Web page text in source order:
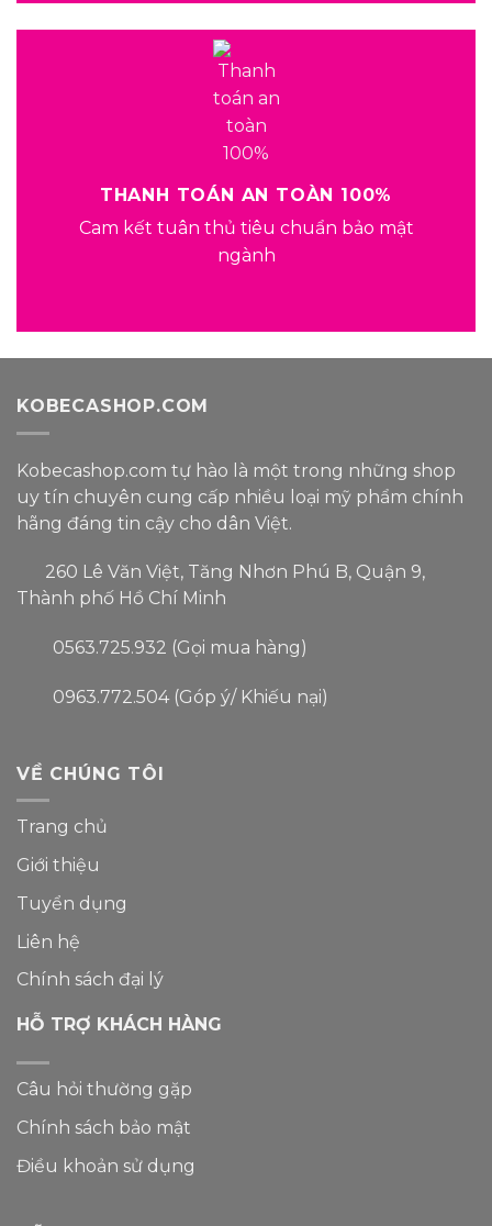
THANH TOÁN AN TOÀN 100%
Cam kết tuân thủ tiêu chuẩn bảo mật
ngành
KOBECASHOP.COM
Kobecashop.com tự hào là một trong những shop
uy tín chuyên cung cấp nhiều loại mỹ phẩm chính
hãng đáng tin cậy cho dân Việt.
260 Lê Văn Việt, Tăng Nhơn Phú B, Quận 9,
Thành phố Hồ Chí Minh
0563.725.932 (Gọi mua hàng)
0963.772.504 (Góp ý/ Khiếu nại)
VỀ CHÚNG TÔI
Trang chủ
Giới thiệu
Tuyển dụng
Liên hệ
Chính sách đại lý
HỖ TRỢ KHÁCH HÀNG
Câu hỏi thường gặp
Chính sách bảo mật
Điều khoản sử dụng